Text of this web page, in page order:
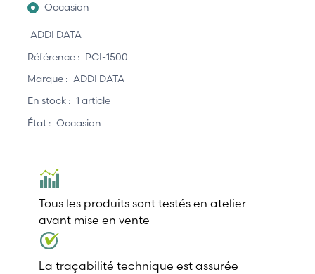
Occasion
ADDI DATA
Référence : PCI-1500
Marque : ADDI DATA
En stock : 1 article
État : Occasion
Tous les produits sont testés en atelier
avant mise en vente
La traçabilité technique est assurée